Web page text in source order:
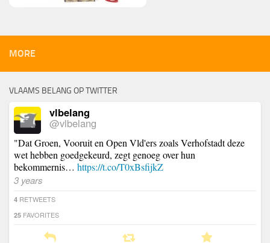
MORE
VLAAMS BELANG OP TWITTER
vlbelang
@vlbelang
"Dat Groen, Vooruit en Open Vld'ers zoals Verhofstadt deze
wet hebben goedgekeurd, zegt genoeg over hun
bekommernis… https://t.co/T0xBsfijkZ
3 years
4 RETWEETS
25 FAVORITES